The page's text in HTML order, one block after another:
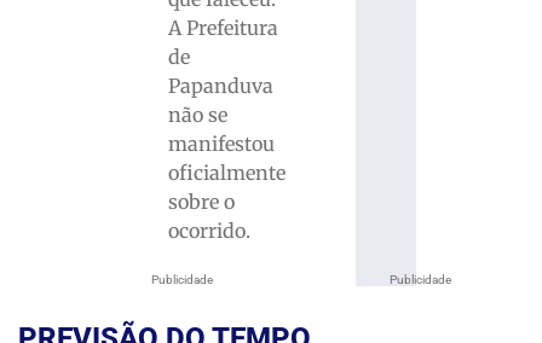
Publicidade
A Prefeitura
de
Papanduva
não se
manifestou
oficialmente
sobre o
ocorrido.
Publicidade